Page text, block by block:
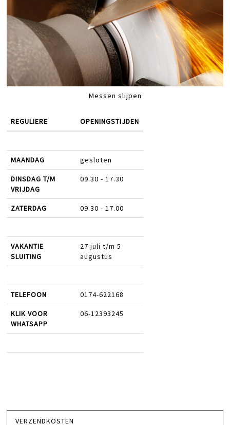
Messen slijpen
REGULIERE OPENINGSTIJDEN
MAANDAG gesloten
DINSDAG T/M
VRIJDAG
09.30 - 17.30
ZATERDAG 09.30 - 17.00
VAKANTIE
SLUITING
27 juli t/m 5
augustus
TELEFOON 0174-622168
KLIK VOOR
WHATSAPP
06-12393245
VERZENDKOSTEN